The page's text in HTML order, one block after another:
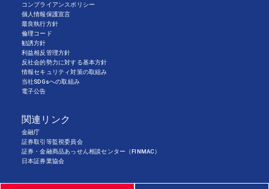
コンプライアンスポリシー
個人情報保護宣言
最良執行方針
倫理コード
勧誘方針
利益相反管理方針
反社会的勢力に対する基本方針
情報セキュリティ対策の取組み
当社SDGsへの取組み
電子公告
関連リンク
金融庁
証券取引等監視委員会
証券・金融商品あっせん相談センター（FINMAC）
日本証券業協会